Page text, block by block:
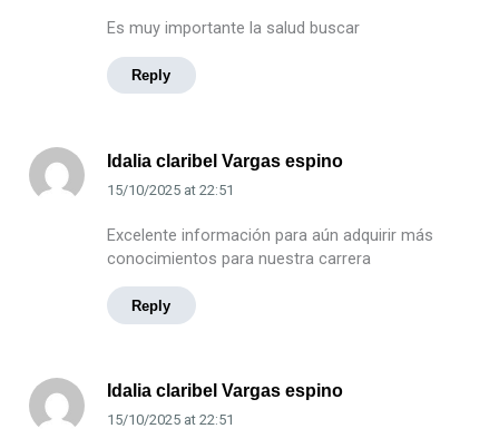
Es muy importante la salud buscar
Reply
Idalia claribel Vargas espino
15/10/2025at 22:51
Excelente información para aún adquirir más
conocimientos para nuestra carrera
Reply
Idalia claribel Vargas espino
15/10/2025at 22:51